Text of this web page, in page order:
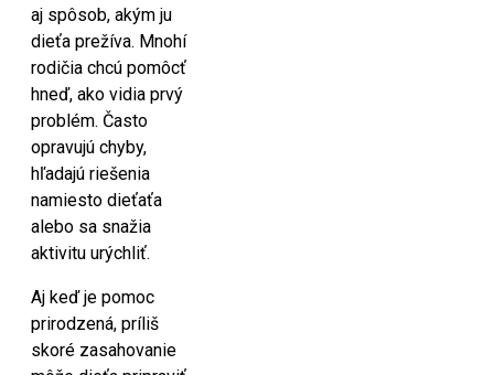
aj spôsob, akým ju
dieťa prežíva. Mnohí
rodičia chcú pomôcť
hneď, ako vidia prvý
problém. Často
opravujú chyby,
hľadajú riešenia
namiesto dieťaťa
alebo sa snažia
aktivitu urýchliť.
Aj keď je pomoc
prirodzená, príliš
skoré zasahovanie